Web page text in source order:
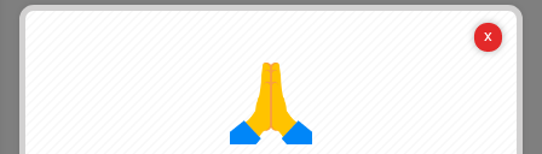
СТАНЬ ПЕРШИМ ХТО ДОДАСТЬ ВІДГУК
написати відгук